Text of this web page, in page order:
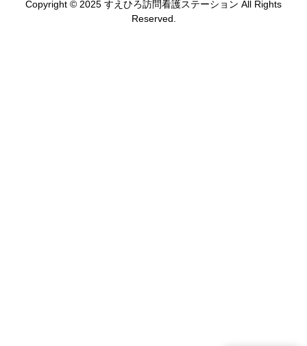
Copyright © 2025 すえひろ訪問看護ステーション All Rights
Reserved.